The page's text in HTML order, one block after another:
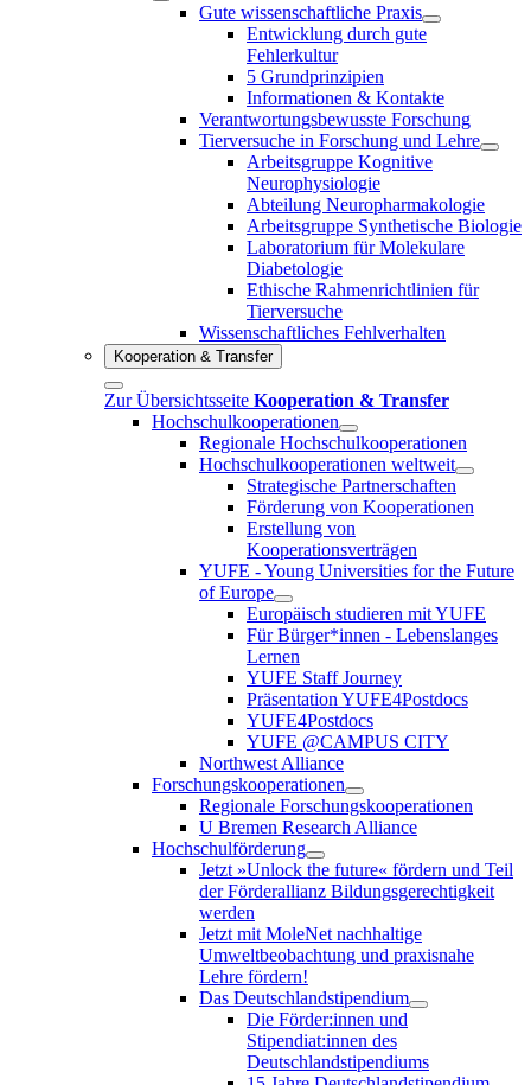
Gute wissenschaftliche Praxis
Entwicklung durch gute
Fehlerkultur
5 Grundprinzipien
Informationen & Kontakte
Verantwortungsbewusste Forschung
Tierversuche in Forschung und Lehre
Arbeitsgruppe Kognitive
Neurophysiologie
Abteilung Neuropharmakologie
Arbeitsgruppe Synthetische Biologie
Laboratorium für Molekulare
Diabetologie
Ethische Rahmenrichtlinien für
Tierversuche
Wissenschaftliches Fehlverhalten
Kooperation & Transfer
Zur Übersichtsseite Kooperation & Transfer
Hochschulkooperationen
Regionale Hochschulkooperationen
Hochschulkooperationen weltweit
Strategische Partnerschaften
Förderung von Kooperationen
Erstellung von
Kooperationsverträgen
YUFE - Young Universities for the Future
of Europe
Europäisch studieren mit YUFE
Für Bürger*innen - Lebenslanges
Lernen
YUFE Staff Journey
Präsentation YUFE4Postdocs
YUFE4Postdocs
YUFE @CAMPUS CITY
Northwest Alliance
Forschungskooperationen
Regionale Forschungskooperationen
U Bremen Research Alliance
Hochschulförderung
Jetzt »Unlock the future« fördern und Teil
der Förderallianz Bildungsgerechtigkeit
werden
Jetzt mit MoleNet nachhaltige
Umweltbeobachtung und praxisnahe
Lehre fördern!
Das Deutschlandstipendium
Die Förder:innen und
Stipendiat:innen des
Deutschlandstipendiums